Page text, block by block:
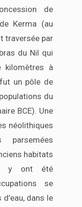
de
Kerma (au
traversée par
du Nil qui
kilomètres à
un pôle de
du
BCE). Une
néolithiques
parsemées
habitats
y ont été
se
dans le